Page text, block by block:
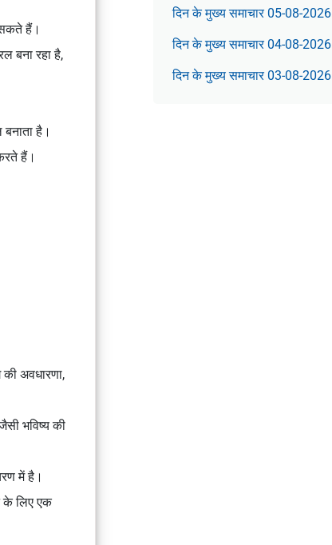
हैं।
बना रहा है,
है।
हैं।
की अवधारणा,
भविष्य की
में है।
के लिए एक
दिन के मुख्य समाचार 05-08-2026
दिन के मुख्य समाचार 04-08-2026
दिन के मुख्य समाचार 03-08-2026